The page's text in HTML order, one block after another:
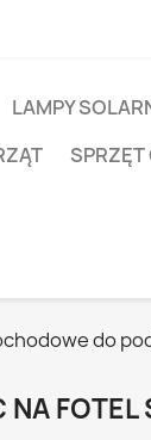
LAMPY
do
NA